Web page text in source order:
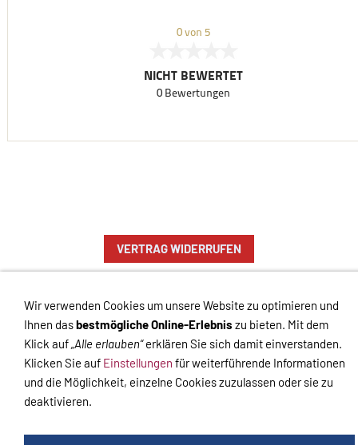
VERTRAG WIDERRUFEN
HilfeVersandWiderrufsrechtZahlung CookiesWiderrufsformular
Impressum-Datenschutzerklärung-Kontakt -Versand-
Widerrufsrecht
Wir verwenden Cookies um unsere Website zu optimieren und
Ihnen dasbestmögliche Online-Erlebnis zu bieten. Mit dem
Klick auf„Alle erlauben“erklären Sie sich damit einverstanden.
Klicken Sie auf Einstellungen für weiterführende Informationen
und die Möglichkeit, einzelne Cookies zuzulassen oder sie zu
deaktivieren.